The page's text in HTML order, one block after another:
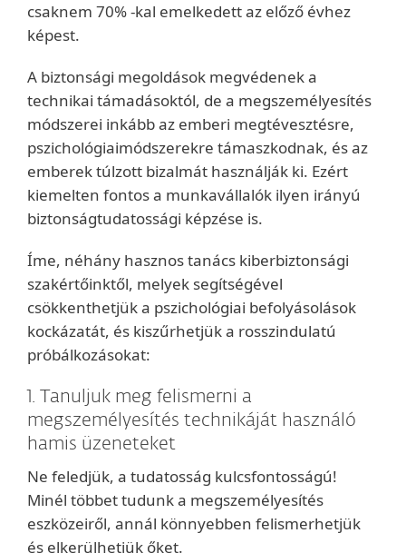
csaknem 70% -kal emelkedett az előző évhez
képest.
A biztonsági megoldások megvédenek a
technikai támadásoktól, de a megszemélyesítés
módszerei inkább az emberi megtévesztésre,
pszichológiaimódszerekre támaszkodnak, és az
emberek túlzott bizalmát használják ki. Ezért
kiemelten fontos a munkavállalók ilyen irányú
biztonságtudatossági képzése is.
Íme, néhány hasznos tanács kiberbiztonsági
szakértőinktől, melyek segítségével
csökkenthetjük a pszichológiai befolyásolások
kockázatát, és kiszűrhetjük a rosszindulatú
próbálkozásokat:
1. Tanuljuk meg felismerni a
megszemélyesítés technikáját használó
hamis üzeneteket
Ne feledjük, a tudatosság kulcsfontosságú!
Minél többet tudunk a megszemélyesítés
eszközeiről, annál könnyebben felismerhetjük
és elkerülhetjük őket.